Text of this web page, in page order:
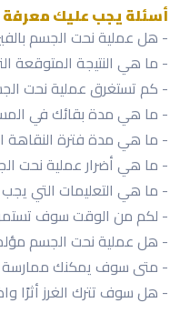
أسئلة يجب عليك معرفة
- هل عملية نحت الجسم
- ما هي النتيجة المتوقعة
- كم تستغرق عملية نحت
- ما هي مدة بقائك في
- ما هي مدة فترة النقاهة
- ما هي أضرار عملية نحت
- ما هي التعليمات التي يجب
- لكم من الوقت سوف تستمر
- هل عملية نحت الجسم
- متى سوف يمكنك ممارسة
- هل سوف تترك الغرز أثرًا